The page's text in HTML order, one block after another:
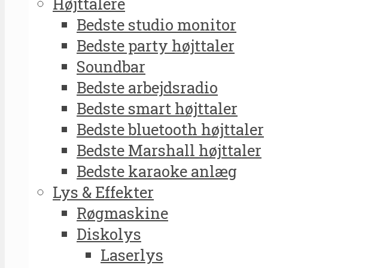
Bedste studio monitor
Bedste party højttaler
Soundbar
Bedste arbejdsradio
Bedste smart højttaler
Bedste bluetooth højttaler
Bedste Marshall højttaler
Bedste karaoke anlæg
Lys & Effekter
Røgmaskine
Diskolys
Laserlys